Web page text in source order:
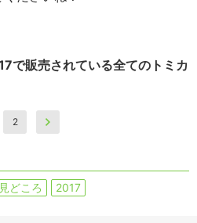
で販売されている全てのトミカ
2
見どころ 2017